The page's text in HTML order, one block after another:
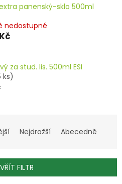
panenský-sklo 500ml
nedostupné
za stud. lis. 500ml ESI
ks)
Nejdražší Abecedně
FILTR